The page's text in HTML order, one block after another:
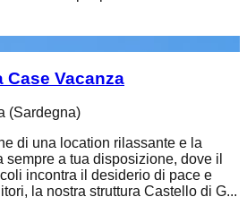
Case Vacanza
(Sardegna)
di una location rilassante e la
a tua disposizione, dove il
incontra il desiderio di pace e
la nostra struttura Castello di G...